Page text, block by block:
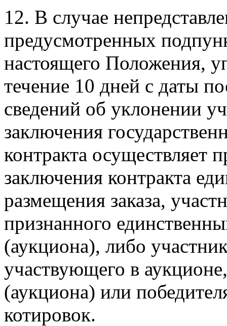
12. В случае
предусмотренных
настоящего Положения,
течение 10 дней с даты
сведений об уклонении
заключения
контракта осуществляет
заключения контракта
размещения заказа,
признанного
(аукциона), либо
участвующего в
(аукциона) или
котировок.